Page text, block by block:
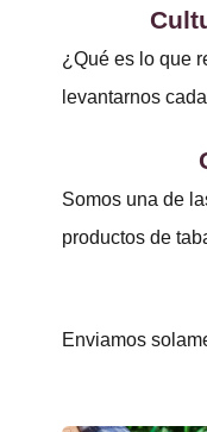
¿Qué es lo que
levantarnos
Somos una de
productos de
Enviamos